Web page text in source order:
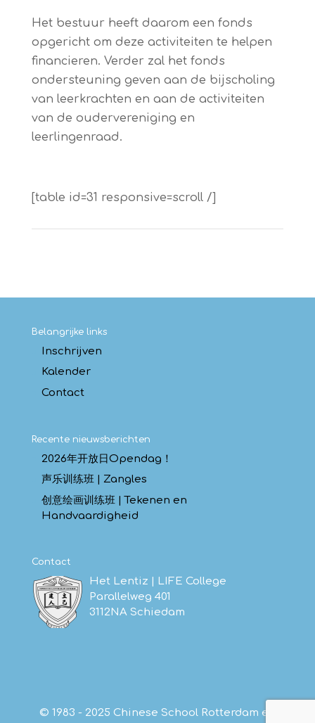
Het bestuur heeft daarom een fonds
opgericht om deze activiteiten te helpen
financieren. Verder zal het fonds
ondersteuning geven aan de bijscholing
van leerkrachten en aan de activiteiten
van de oudervereniging en
leerlingenraad.
[table id=31 responsive=scroll /]
Belangrijke links
Inschrijven
Kalender
Contact
Recente nieuwsberichten
2026年开放日Opendag！
声乐训练班 | Zangles
创意绘画训练班 | Tekenen en
Handvaardigheid
Contact
Het Lentiz | LIFE College
Parallelweg 401
3112NA Schiedam
© 1983 - 2025 Chinese School Rotterdam en